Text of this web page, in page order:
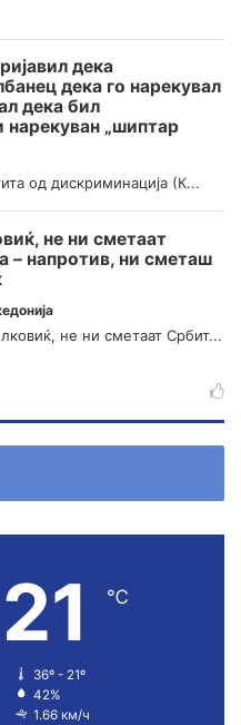
дека
дека го нарекувал
дека бил
нарекуван „шиптар
од дискриминација (К...
не ни сметаат
– напротив, ни сметаш
не ни сметаат Србит...
21 ℃
36º - 21º
42%
1.66 км/ч